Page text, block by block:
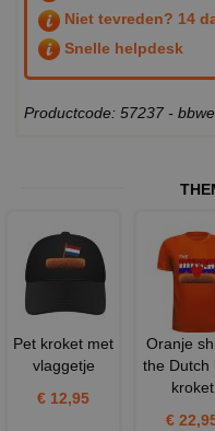
Niet tevreden? 14
Snelle helpdesk
Productcode: 57237 -
Pet kroket met
vlaggetje
€ 12,95
Oranje
the Dutch
kroket
€